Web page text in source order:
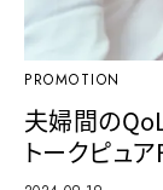
PROMOTION
夫婦間の
トークピュア